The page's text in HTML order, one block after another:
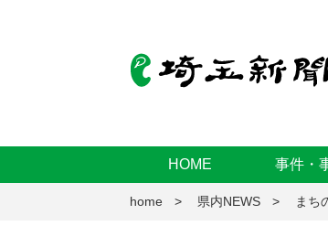
HOME 事件・
home 県内NEWS まち